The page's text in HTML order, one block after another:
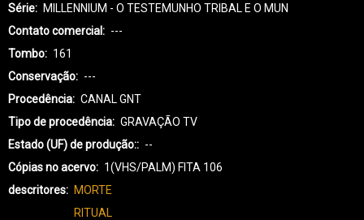
Série
MILLENNIUM - O TESTEMUNHO TRIBAL E O MUN
Contato comercial
---
Tombo
161
Conservação
---
Procedência
CANAL GNT
Tipo de procedência
GRAVAÇÃO TV
Estado (UF) de produção:
--
Cópias no acervo
1(VHS/PALM) FITA 106
descritores
MORTE
RITUAL